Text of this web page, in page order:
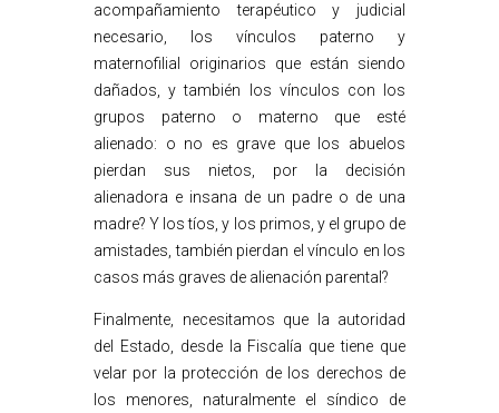
acompañamiento terapéutico y judicial
necesario, los vínculos paterno y
maternofilial originarios que están siendo
dañados, y también los vínculos con los
grupos paterno o materno que esté
alienado: o no es grave que los abuelos
pierdan sus nietos, por la decisión
alienadora e insana de un padre o de una
madre? Y los tíos, y los primos, y el grupo de
amistades, también pierdan el vínculo en los
casos más graves de alienación parental?
Finalmente, necesitamos que la autoridad
del Estado, desde la Fiscalía que tiene que
velar por la protección de los derechos de
los menores, naturalmente el síndico de